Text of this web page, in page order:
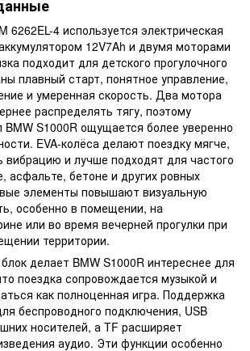
6262EL-4 используется электрическая
12V7Ah и двумя моторами
подходит для детского прогулочного
плавный старт, понятное управление,
и умеренная скорость. Два мотора
распределять тягу, поэтому
BMW S1000R ощущается более уверенно
EVA-колёса делают поездку мягче,
вибрацию и лучше подходят для частого
асфальте, бетоне и других ровных
элементы повышают визуальную
особенно в помещении, на
или во время вечерней прогулки при
территории.
делает BMW S1000R интереснее для
поездка сопровождается музыкой и
как полноценная игра. Поддержка
беспроводного подключения, USB
носителей, а TF расширяет
аудио. Эти функции особенно